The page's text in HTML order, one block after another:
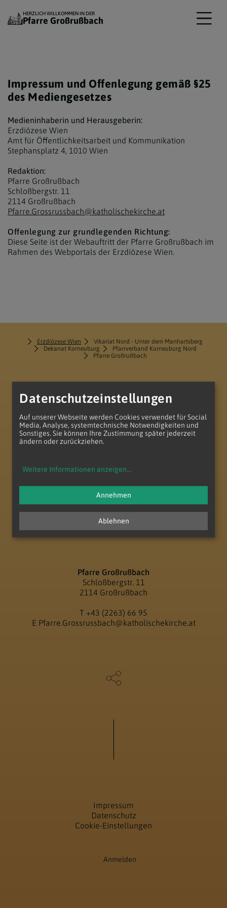
HERZLICH WILLKOMMEN IN DER
Pfarre Großrußbach
Impressum und Offenlegung gemäß §25
des Mediengesetzes
Medieninhaberin und Herausgeberin:
Erzdiözese Wien
Amt für Öffentlichkeitsarbeit und Kommunikation
Stephansplatz 4, 1010 Wien
Redaktion:
Pfarre Großrußbach
Schloßbergstr. 11
2114 Großrußbach
Pfarre.Grossrussbach@katholischekirche.at
Offenlegung zur grundlegenden Richtung:
Diese Seite ist der Webauftritt der Pfarre Großrußbach im
Rahmen des Webportals der Erzdiözese Wien.
Erzdiözese Wien
Vikariat Nord - Unter dem Manhartsberg
Dekanat Korneuburg
Pfarrverband Korneuburg Nord
Pfarre Großrußbach
zum Anfang der Seite
Pfarre Großrußbach
Schloßbergstr. 11
2114 Großrußbach
T +43 (2263) 66 95
E Pfarre.Grossrussbach@katholischekirche.at
Impressum
Datenschutz
Cookie-Einstellungen
Anmelden
Datenschutzeinstellungen
Auf unserer Webseite werden Cookies verwendet für Social
Media, Analyse, systemtechnische Notwendigkeiten und
Sonstiges. Sie können Ihre Zustimmung später jederzeit
ändern oder zurückziehen.
Weitere Informationen anzeigen...
Ablehnen
Annehmen